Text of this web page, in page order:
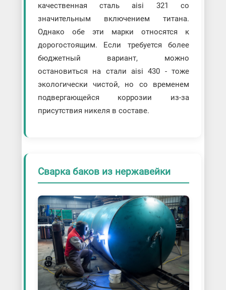
качественная сталь aisi 321 со
значительным включением титана.
Однако обе эти марки относятся к
дорогостоящим. Если требуется более
бюджетный вариант, можно
остановиться на стали aisi 430 - тоже
экологически чистой, но со временем
подвергающейся коррозии из-за
присутствия никеля в составе.
Сварка баков из нержавейки